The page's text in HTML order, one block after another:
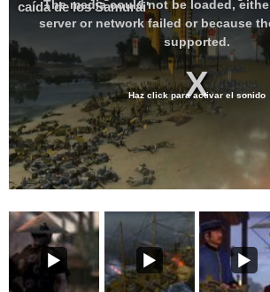
modal
The media could not be loaded,
server or network failed or because
supported.
caída de los Samurái'
Haz click para activar el sonido